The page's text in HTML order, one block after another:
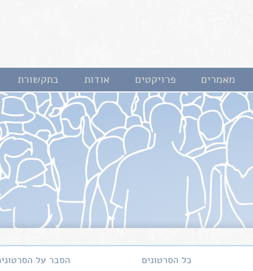
מאמרים פרויקטים אודות בתקשורת
כל הסרטונים הסבר על